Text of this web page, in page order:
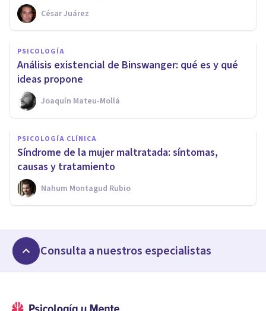
César Juárez
PSICOLOGÍA
Análisis existencial de Binswanger: qué es y qué
ideas propone
Joaquín Mateu-Mollá
PSICOLOGÍA CLÍNICA
Síndrome de la mujer maltratada: síntomas,
causas y tratamiento
Nahum Montagud Rubio
Consulta a nuestros especialistas